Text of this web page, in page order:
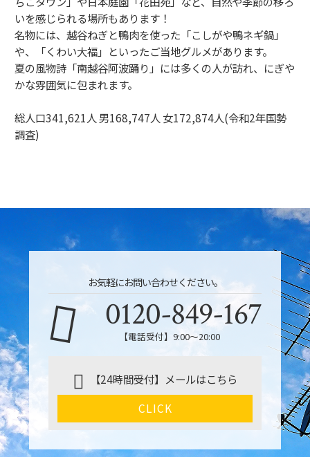
いを感じられる場所もあります！
名物には、越谷ねぎと鴨肉を使った「こしがや鴨ネギ鍋」
や、「くわい大福」といったご当地グルメがあります。
夏の風物詩「南越谷阿波踊り」には多くの人が訪れ、にぎや
かな雰囲気に包まれます。
総人口341,621人 男168,747人 女172,874人(令和2年国勢
調査)
お気軽にお問い合わせください。
0120-849-167
【電話受付】9:00〜20:00
【24時間受付】メールはこちら
CLICK